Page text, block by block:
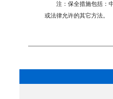
注：保全措施包括：中
或法律允许的其它方法。